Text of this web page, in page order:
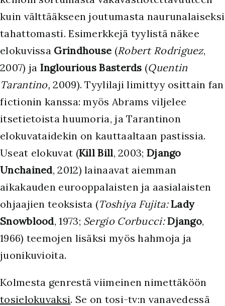
kuin välttääkseen joutumasta naurunalaiseksi
tahattomasti. Esimerkkejä tyylistä näkee
elokuvissa Grindhouse (Robert Rodriguez,
2007) ja Inglourious Basterds (Quentin
Tarantino,2009). Tyylilaji limittyy osittain fan
fictionin kanssa: myös Abrams viljelee
itsetietoista huumoria, ja Tarantinon
elokuvataidekin on kauttaaltaan pastissia.
Useat elokuvat (Kill Bill, 2003; Django
Unchained, 2012) lainaavat aiemman
aikakauden eurooppalaisten ja aasialaisten
ohjaajien teoksista (Toshiya Fujita:Lady
Snowblood, 1973; Sergio Corbucci: Django,
1966) teemojen lisäksi myös hahmoja ja
juonikuvioita.
Kolmesta genrestä viimeinen nimettäköön
tosielokuvaksi. Se on tosi-tv:n vanavedessä